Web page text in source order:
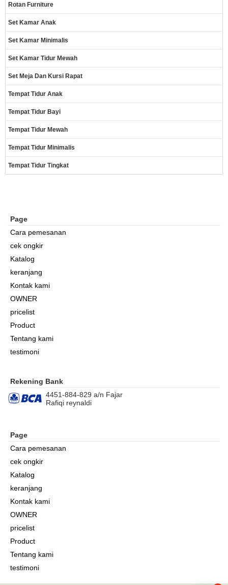
Rotan Furniture
Set Kamar Anak
Set Kamar Minimalis
Set Kamar Tidur Mewah
Set Meja Dan Kursi Rapat
Tempat Tidur Anak
Tempat Tidur Bayi
Tempat Tidur Mewah
Tempat Tidur Minimalis
Tempat Tidur Tingkat
Page
Cara pemesanan
cek ongkir
Katalog
keranjang
Kontak kami
OWNER
pricelist
Product
Tentang kami
testimoni
Rekening Bank
4451-884-829 a/n Fajar
Rafiqi reynaldi
Page
Cara pemesanan
cek ongkir
Katalog
keranjang
Kontak kami
OWNER
pricelist
Product
Tentang kami
testimoni